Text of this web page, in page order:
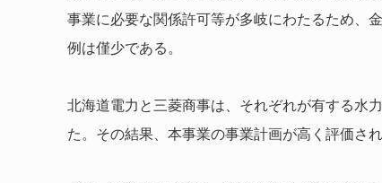
事業に必要な関係許可等が多岐にわたるため、
例は僅少である。
北海道電力と三菱商事は、それぞれが有する水
た。その結果、本事業の事業計画が高く評価さ